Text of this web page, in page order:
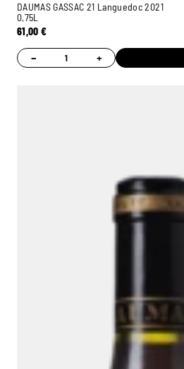
DAUMAS GASSAC 21 Languedoc 2021
0,75L
61,00€
− +